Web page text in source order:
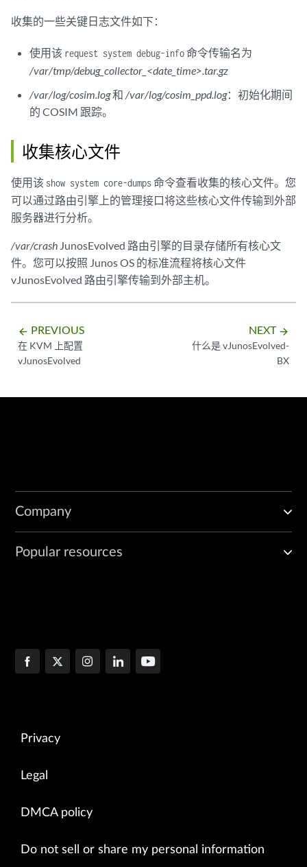
收集的一些关键日志文件如下：
使用该 request system debug-info命令传输名为
/var/tmp/debug_collector_<date_time>.tar.gz
/var/log/cosim.log和 /var/log/cosim_ppd.log：初始化期间
的 COSIM 跟踪。
收集核心文件
使用该 show system core-dumps命令查看收集的核心文件。您
可以通过路由引擎上的管理接口将这些核心文件传输到外部
服务器进行分析。
/var/crash JunosEvolved 路由引擎的目录存储所有核心文
件。您可以按照 Junos OS 的标准流程将核心文件
vJunosEvolved 路由引擎传输到外部主机。
arrow_backward PREVIOUS
在 KVM 上配置
vJunosEvolved
NEXT arrow_forward
什么是 vJunosEvolved-
BX
Company
Popular resources
Privacy
Legal
DMCA policy
Do not sell or share my personal information